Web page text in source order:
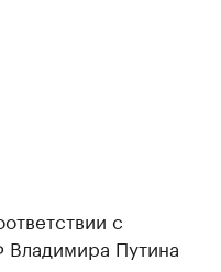
с
Путина